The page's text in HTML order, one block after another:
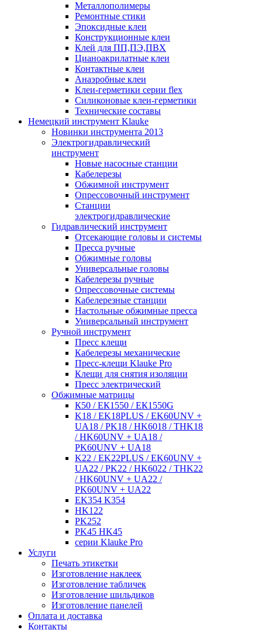
Металлополимеры
Ремонтные стики
Эпоксидные клеи
Конструкционные клеи
Клей для ПП,ПЭ,ПВХ
Цианоакрилатные клеи
Контактные клеи
Анаэробные клеи
Клеи-герметики серии flex
Силиконовые клеи-герметики
Технические составы
Немецкий инструмент Klauke
Новинки инструмента 2013
Электрогидравлический
инструмент
Новые насосные станции
Кабелерезы
Обжимной инструмент
Опрессовочный инструмент
Станции
электрогидравлические
Гидравлический инструмент
Отсекающие головы и системы
Пресса ручные
Обжимные головы
Универсальные головы
Кабелерезы ручные
Опрессовочные системы
Кабелерезные станции
Настольные обжимные пресса
Универсальный инструмент
Ручной инструмент
Пресс клещи
Кабелерезы механические
Пресс-клещи Klauke Pro
Клещи для снятия изоляции
Пресс электрический
Обжимные матрицы
К50 / ЕК1550 / ЕК1550G
K18 / EK18PLUS / EK60UNV +
UA18 / PK18 / HK6018 / THK18
/ HK60UNV + UA18 /
PK60UNV + UA18
K22 / EK22PLUS / EK60UNV +
UA22 / PK22 / HK6022 / THK22
/ HK60UNV + UA22 /
PK60UNV + UA22
EK354 K354
HK122
PK252
PK45 HK45
серии Klauke Pro
Услуги
Печать этикетки
Изготовление наклеек
Изготовление табличек
Изготовление шильдиков
Изготовление панелей
Оплата и доставка
Контакты